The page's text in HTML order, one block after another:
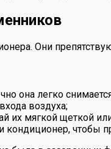
Они
она легко
воздуха;
их мягкой щеткой
чтобы